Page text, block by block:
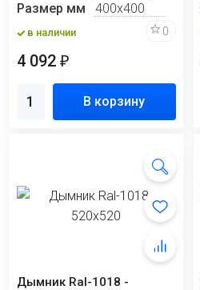
Размер мм
400х400
в наличии 0
4 092 ₽
В корзину
Дымник Ral-1018 -